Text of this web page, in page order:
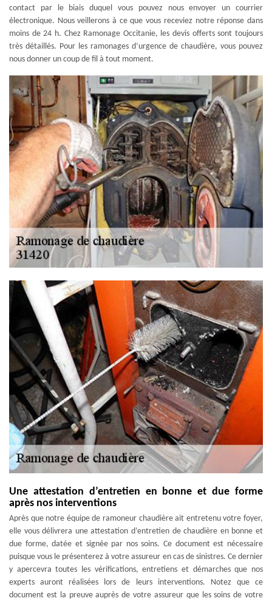
contact par le biais duquel vous pouvez nous envoyer un courrier
électronique. Nous veillerons à ce que vous receviez notre réponse dans
moins de 24 h. Chez Ramonage Occitanie, les devis offerts sont toujours
très détaillés. Pour les ramonages d’urgence de chaudière, vous pouvez
nous donner un coup de fil à tout moment.
Une attestation d’entretien en bonne et due forme
après nos interventions
Après que notre équipe de ramoneur chaudière ait entretenu votre foyer,
elle vous délivrera une attestation d’entretien de chaudière en bonne et
due forme, datée et signée par nos soins. Ce document est nécessaire
puisque vous le présenterez à votre assureur en cas de sinistres. Ce dernier
y apercevra toutes les vérifications, entretiens et démarches que nos
experts auront réalisées lors de leurs interventions. Notez que ce
document est la preuve auprès de votre assureur que les soins de votre